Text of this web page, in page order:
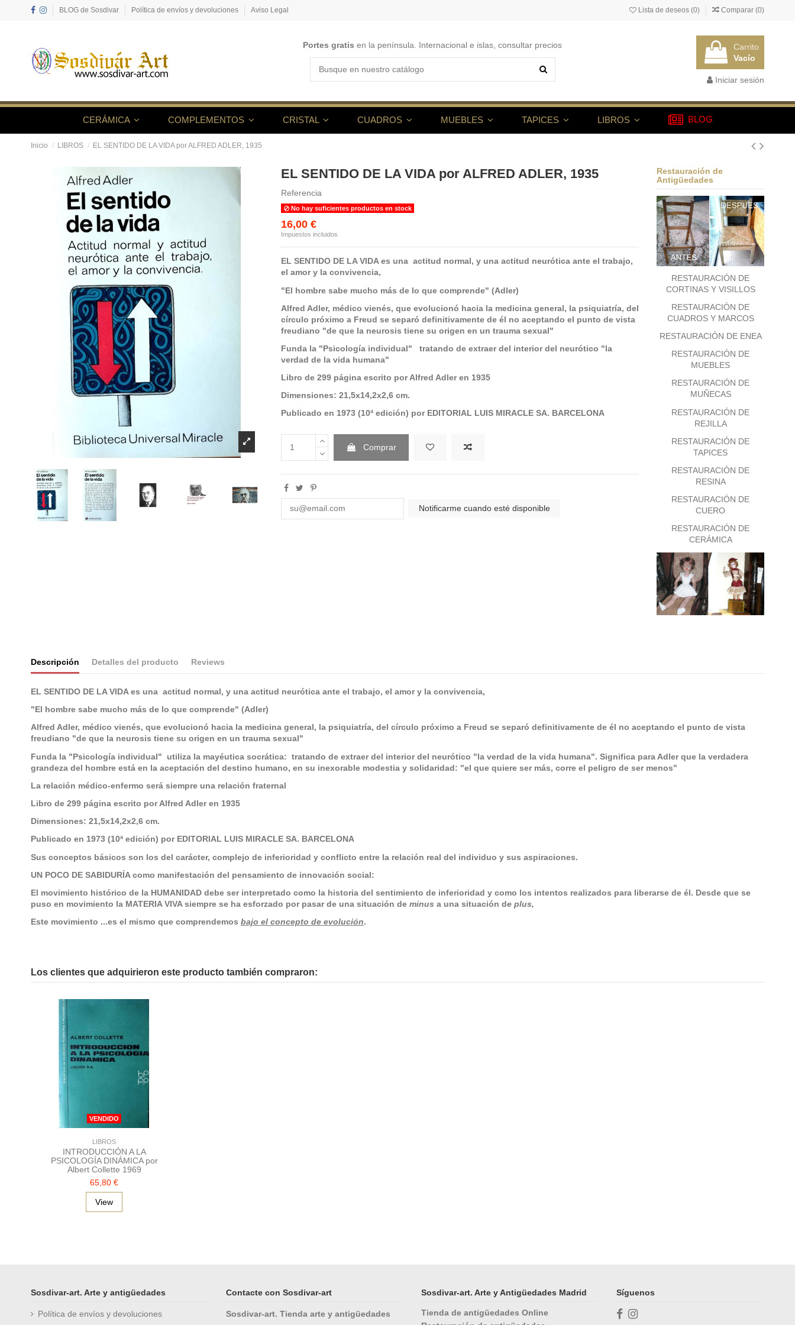
BLOG de Sosdivar Política de envíos y devoluciones Aviso Legal Lista de deseos (0) Comparar (0)
Portes gratis en la península. Internacional e islas, consultar precios
Carrito
Vacío
Iniciar sesión
CERÁMICA COMPLEMENTOS CRISTAL CUADROS MUEBLES TAPICES LIBROS BLOG
Inicio LIBROS EL SENTIDO DE LA VIDA por ALFRED ADLER, 1935
EL SENTIDO DE LA VIDA por ALFRED ADLER, 1935
Referencia
No hay suficientes productos en stock
16,00 €
Impuestos incluidos
EL SENTIDO DE LA VIDA es una actitud normal, y una actitud neurótica ante el trabajo,
el amor y la convivencia,
"El hombre sabe mucho más de lo que comprende" (Adler)
Alfred Adler, médico vienés, que evolucionó hacia la medicina general, la psiquiatría, del
círculo próximo a Freud se separó definitivamente de él no aceptando el punto de vista
freudiano "de que la neurosis tiene su origen en un trauma sexual"
Funda la "Psicología individual" tratando de extraer del interior del neurótico "la
verdad de la vida humana"
Libro de 299 página escrito por Alfred Adler en 1935
Dimensiones: 21,5x14,2x2,6 cm.
Publicado en 1973 (10ª edición) por EDITORIAL LUIS MIRACLE SA. BARCELONA
Comprar
Notificarme cuando esté disponible
Restauración de
Antigüedades
RESTAURACIÓN DE
CORTINAS Y VISILLOS
RESTAURACIÓN DE
CUADROS Y MARCOS
RESTAURACIÓN DE ENEA
RESTAURACIÓN DE
MUEBLES
RESTAURACIÓN DE
MUÑECAS
RESTAURACIÓN DE
REJILLA
RESTAURACIÓN DE
TAPICES
RESTAURACIÓN DE
RESINA
RESTAURACIÓN DE
CUERO
RESTAURACIÓN DE
CERÁMICA
Descripción Detalles del producto Reviews
EL SENTIDO DE LA VIDA es una actitud normal, y una actitud neurótica ante el trabajo, el amor y la convivencia,
"El hombre sabe mucho más de lo que comprende" (Adler)
Alfred Adler, médico vienés, que evolucionó hacia la medicina general, la psiquiatría, del círculo próximo a Freud se separó definitivamente de él no aceptando el punto de vista
freudiano "de que la neurosis tiene su origen en un trauma sexual"
Funda la "Psicología individual" utiliza la mayéutica socrática: tratando de extraer del interior del neurótico "la verdad de la vida humana". Significa para Adler que la verdadera
grandeza del hombre está en la aceptación del destino humano, en su inexorable modestia y solidaridad: "el que quiere ser más, corre el peligro de ser menos"
La relación médico-enfermo será siempre una relación fraternal
Libro de 299 página escrito por Alfred Adler en 1935
Dimensiones: 21,5x14,2x2,6 cm.
Publicado en 1973 (10ª edición) por EDITORIAL LUIS MIRACLE SA. BARCELONA
Sus conceptos básicos son los del carácter, complejo de inferioridad y conflicto entre la relación real del individuo y sus aspiraciones.
UN POCO DE SABIDURÍA como manifestación del pensamiento de innovación social:
El movimiento histórico de la HUMANIDAD debe ser interpretado como la historia del sentimiento de inferioridad y como los intentos realizados para liberarse de él. Desde que se
puso en movimiento la MATERIA VIVA siempre se ha esforzado por pasar de una situación de minus a una situación de plus,
Este movimiento ...es el mismo que comprendemos bajo el concepto de evolución.
Los clientes que adquirieron este producto también compraron:
VENDIDO
LIBROS
INTRODUCCIÓN A LA
PSICOLOGÍA DINÁMICA por
Albert Collette 1969
65,80 €
View
Sosdivar-art. Arte y antigüedades
Política de envíos y devoluciones
Contacte con Sosdivar-art
Sosdivar-art. Tienda arte y antigüedades
Sosdivar-art. Arte y Antigüedades Madrid
Tienda de antigüedades Online
Síguenos